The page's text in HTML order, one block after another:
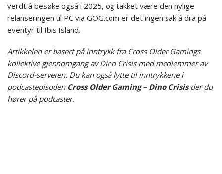
verdt å besøke også i 2025, og takket være den nylige
relanseringen til PC via GOG.com er det ingen sak å dra på
eventyr til Ibis Island.
Artikkelen er basert på inntrykk fra Cross Older Gamings
kollektive gjennomgang av Dino Crisis med medlemmer av
Discord-serveren. Du kan også lytte til inntrykkene i
podcastepisoden Cross Older Gaming – Dino Crisisder du
hører på podcaster.